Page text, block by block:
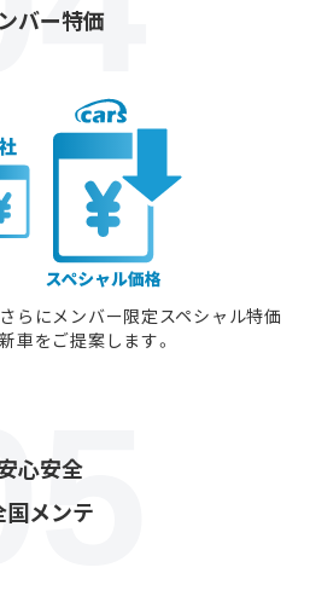
バー特価
らにメンバー限定スペシャル特価
車をご提案します。
心安全
国メンテ